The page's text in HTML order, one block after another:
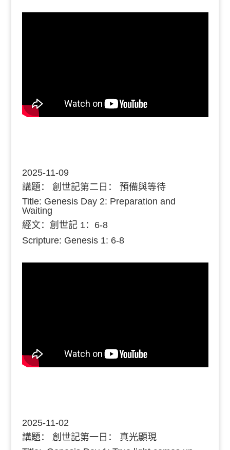
2025-11-09
講題： 創世記第二日： 預備與等待
Title: Genesis Day 2: Preparation and
Waiting
經文：創世記 1：6-8
Scripture: Genesis 1: 6-8
2025-11-02
講題： 創世記第一日： 真光顯現